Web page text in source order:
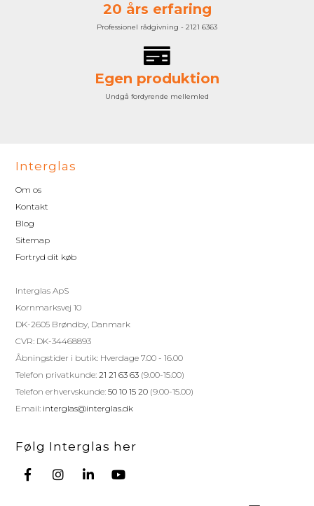
20 års erfaring
Professionel rådgivning - 2121 6363
Egen produktion
Undgå fordyrende mellemled
Interglas
Om os
Kontakt
Blog
Sitemap
Fortryd dit køb
Interglas ApS
Kornmarksvej 10
DK-2605 Brøndby, Danmark
CVR: DK-34468893
Åbningstider i butik: Hverdage 7.00 - 16.00
Telefon privatkunde:21 21 63 63 (9.00-15.00)
Telefon erhvervskunde:50 10 15 20 (9.00-15.00)
Email: interglas@interglas.dk
Følg Interglas her